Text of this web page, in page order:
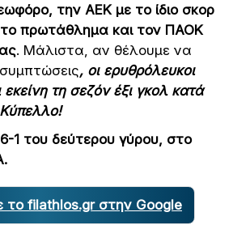
την ΑΕΚ με το ίδιο σκορ
το πρωτάθλημα και τον ΠΑΟΚ
. Μάλιστα, αν θέλουμε να
, οι ερυθρόλευκοι
εκείνη τη σεζόν έξι γκολ κατά
6-1 του δεύτερου γύρου, στο
το filathlos.gr στην Google